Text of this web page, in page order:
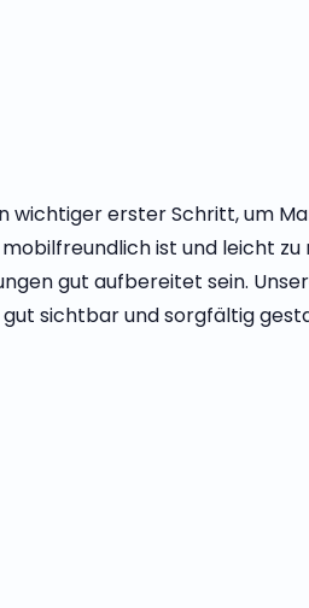
wichtiger erster Schritt, um
ist und leicht
gut aufbereitet sein.
sichtbar und sorgfältig